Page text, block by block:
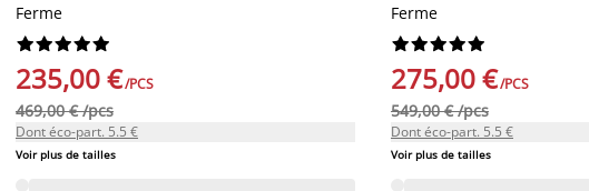
Ferme






235,00 €/PCS
469,00 € /pcs
Dont éco-part. 5.5 €
Voir plus de tailles
Ferme






275,00 €/PCS
549,00 € /pcs
Dont éco-part. 5.5 €
Voir plus de tailles